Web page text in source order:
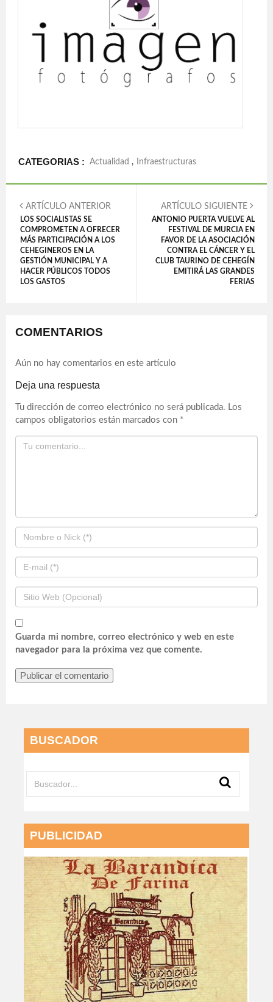
CATEGORIAS : Actualidad , Infraestructuras
ARTÍCULO ANTERIOR
LOS SOCIALISTAS SE
COMPROMETEN A OFRECER
MÁS PARTICIPACIÓN A LOS
CEHEGINEROS EN LA
GESTIÓN MUNICIPAL Y A
HACER PÚBLICOS TODOS
LOS GASTOS
ARTÍCULO SIGUIENTE
ANTONIO PUERTA VUELVE AL
FESTIVAL DE MURCIA EN
FAVOR DE LA ASOCIACIÓN
CONTRA EL CÁNCER Y EL
CLUB TAURINO DE CEHEGÍN
EMITIRÁ LAS GRANDES
FERIAS
COMENTARIOS
Aún no hay comentarios en este artículo
Deja una respuesta
Tu dirección de correo electrónico no será publicada. Los
campos obligatorios están marcados con *
Guarda mi nombre, correo electrónico y web en este
navegador para la próxima vez que comente.
BUSCADOR
PUBLICIDAD